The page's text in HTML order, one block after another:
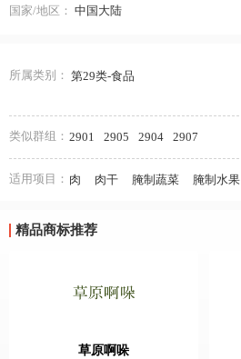
国家/地区： 中国大陆
所属类别： 第29类-食品
类似群组： 2901 2905 2904 2907
适用项目： 肉 肉干 腌制蔬菜 腌制水果
精品商标推荐
草原啊哚